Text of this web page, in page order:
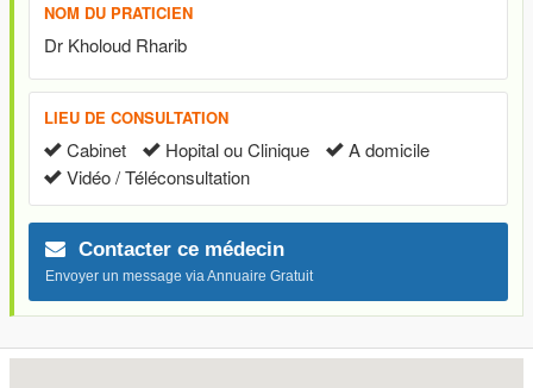
NOM DU PRATICIEN
Dr Kholoud Rharib
LIEU DE CONSULTATION
Cabinet Hopital ou Clinique
A domicile
Vidéo / Téléconsultation
Contacter ce médecin
Envoyer un message via Annuaire Gratuit